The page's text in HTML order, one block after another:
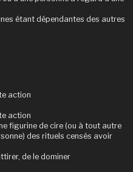
étant dépendantes des autres
action
action
figurine de cire (ou à tout autre
des rituels censés avoir
de le dominer